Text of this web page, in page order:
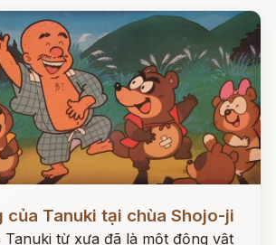
của Tanuki tại chùa Shojo-ji
Tanuki từ xưa đã là một động vật